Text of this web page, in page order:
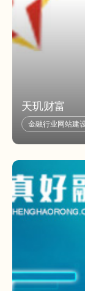
天玑财富
金融行业网站建